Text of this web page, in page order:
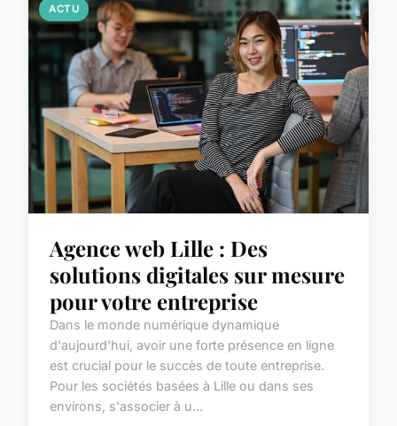
ACTU
Agence web Lille : Des
solutions digitales sur mesure
pour votre entreprise
Dans le monde numérique dynamique
d'aujourd'hui, avoir une forte présence en ligne
est crucial pour le succès de toute entreprise.
Pour les sociétés basées à Lille ou dans ses
environs, s'associer à u...